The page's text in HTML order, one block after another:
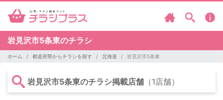
岩見沢市5条東のチラシ
ホーム 都道府県からチラシを探す 北海道 岩見沢市5条東
岩見沢市5条東のチラシ掲載店舗 （1店舗）